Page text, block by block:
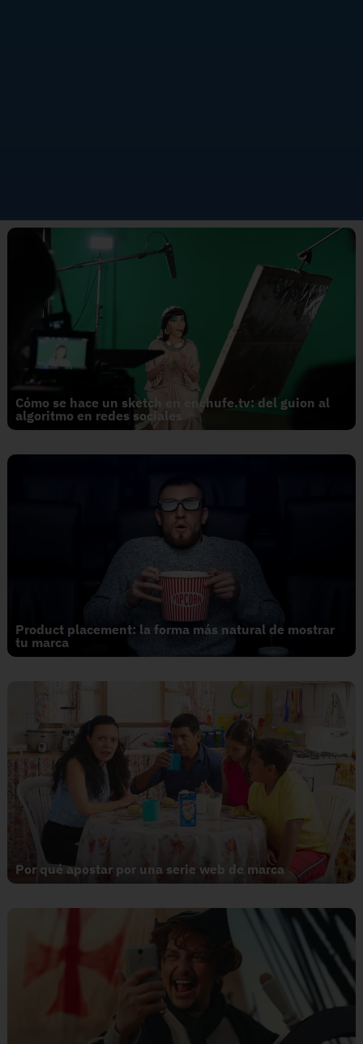
Cómo se hace un sketch en enchufe.tv: del guion al
algoritmo en redes sociales
Product placement: la forma más natural de mostrar
tu marca
Por qué apostar por una serie web de marca